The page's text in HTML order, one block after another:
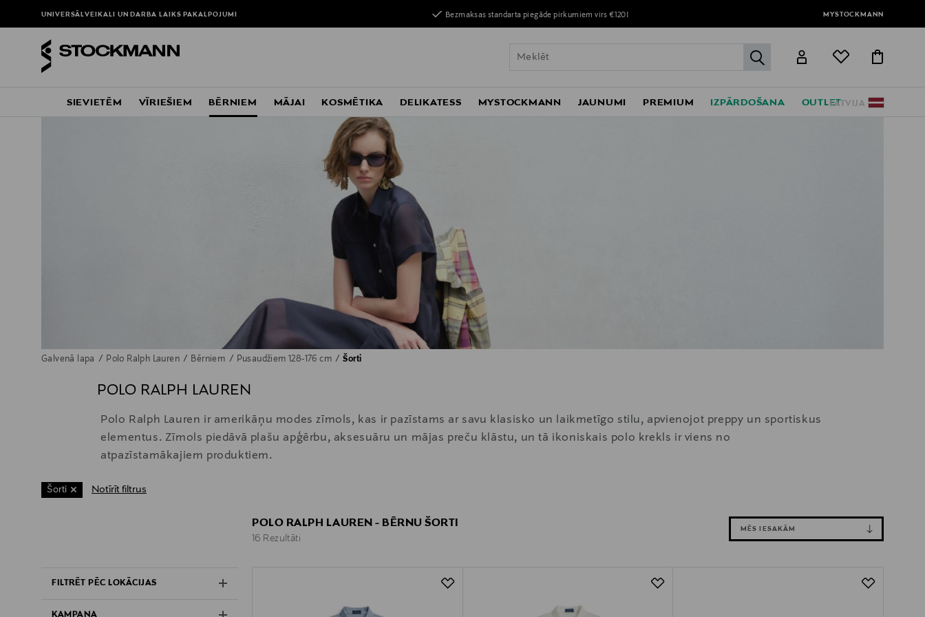
UNIVERSĀLVEIKALI UN DARBA LAIKSPAKALPOJUMI Bezmaksas standarta piegāde pirkumiem virs €120! MYSTOCKMANN
label.header.go
LATVIJA
SIEVIETĒM VĪRIEŠIEM BĒRNIEM MĀJAI KOSMĒTIKA DELIKATESS MYSTOCKMANN JAUNUMI PREMIUM IZPĀRDOŠANA OUTLET
Galvenā lapa Polo Ralph Lauren Bērniem Pusaudžiem 128-176 cm Šorti
POLO RALPH LAUREN
Polo Ralph Lauren ir amerikāņu modes zīmols, kas ir pazīstams ar savu klasisko un laikmetīgo stilu, apvienojot preppy un sportiskus
elementus. Zīmols piedāvā plašu apģērbu, aksesuāru un mājas preču klāstu, un tā ikoniskais polo krekls ir viens no
atpazīstamākajiem produktiem.
Šorti Notīrīt filtrus
FILTRĒT PĒC LOKĀCIJAS
POLO RALPH LAUREN - BĒRNU ŠORTI
16 Rezultāti
MĒS IESAKĀM